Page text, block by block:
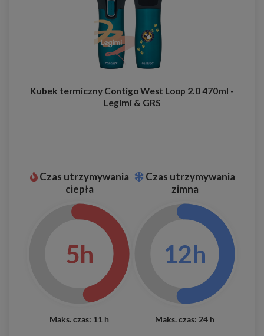
Kubek termiczny Contigo West Loop 2.0 470ml -
Legimi & GRS
Czas utrzymywania
ciepła
5h
Maks. czas: 11 h
Czas utrzymywania
zimna
12h
Maks. czas: 24 h